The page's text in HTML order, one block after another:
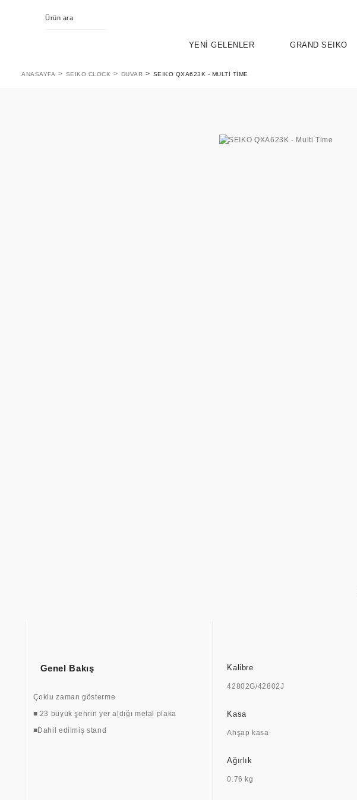
YENİ GELENLER GRAND SEIKO
ANASAYFA SEIKO CLOCK DUVAR SEIKO QXA623K - MULTI TIME
Genel Bakış
Çoklu zaman gösterme
■ 23 büyük şehrin yer aldığı metal plaka
■Dahil edilmiş stand
Kalibre
42802G/42802J
Kasa
Ahşap kasa
Ağırlık
0.76 kg